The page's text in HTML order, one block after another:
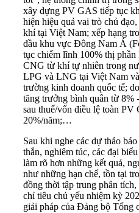
xây dựng PV GAS tiếp tục
hiện hiệu quả vai trò chủ
khí tại Việt Nam; xếp hạng
đầu khu vực Đông Nam Á
tục chiếm lĩnh 100% thị
CNG từ khí tự nhiên trong
LPG và LNG tại Việt Nam
trường kinh doanh quốc tế;
tăng trưởng bình quân từ 8%
sau thuế/vốn điều lệ toàn
20%/năm;…
Sau khi nghe các dự thảo
thắn, nghiêm túc, các đại
làm rõ hơn những kết quả,
như những hạn chế, tồn tại
đồng thời tập trung phân
chỉ tiêu chủ yếu nhiệm kỳ
giải pháp của Đảng bộ Tổng